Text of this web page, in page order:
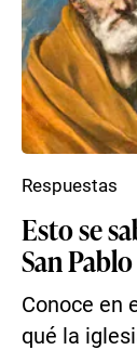
Esto se
San Pablo
Conoce en
qué la
Respuestas